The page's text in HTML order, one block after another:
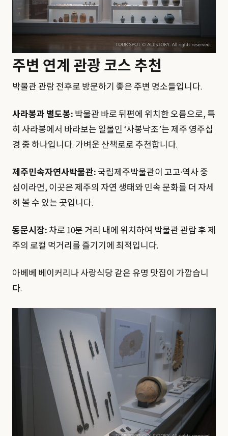
주변 연계 관광 코스 추천
박물관 관람 전후로 방문하기 좋은 주변 명소들입니다.
사라봉과 별도봉: 박물관 바로 뒤편에 위치한 오름으로, 특
히 사라봉에서 바라보는 일몰인 ‘사봉낙조’는 제주 영주십
경 중 하나입니다. 가벼운 산책로로 추천합니다.
제주민속자연사박물관:국립제주박물관이 고고·역사 중
심이라면, 이곳은 제주의 자연 생태와 민속 문화를 더 자세
히 볼 수 있는 곳입니다.
동문시장: 차로 10분 거리 내에 위치하여 박물관 관람 후 제
주의 로컬 먹거리를 즐기기에 최적입니다.
아베베 베이커리나 사랑식당 같은 유명 맛집이 가깝습니
다.